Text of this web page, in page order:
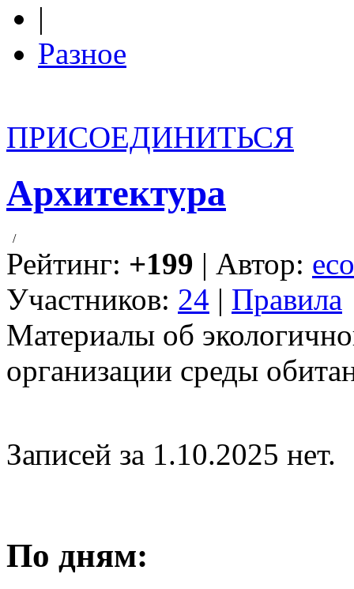
|
Разное
ПРИСОЕДИНИТЬСЯ
Архитектура
/
Рейтинг: +199 | Автор:
Участников: 24 | Правила
Материалы об
организации среды
Записей за 1.10.2025 нет.
По дням: